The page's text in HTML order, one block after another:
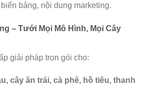
bảng, nội dung marketing.
– Tưới Mọi Mô Hình, Mọi Cây
giải pháp trọn gói cho:
cây ăn trái, cà phê, hồ tiêu, thanh